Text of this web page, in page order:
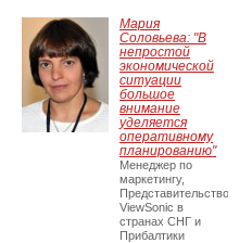
Мария
Соловьева: "В
непростой
экономической
ситуации
большое
внимание
уделяется
оперативному
планированию"
Менеджер по
маркетингу,
Представительство
ViewSonic в
странах СНГ и
Прибалтики